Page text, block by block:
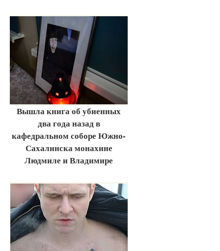
Вышла книга об убиенных
два года назад в
кафедральном соборе Южно-
Сахалинска монахине
Людмиле и Владимире